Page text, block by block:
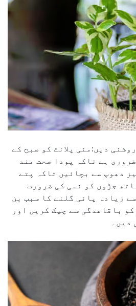
دیں:منی پلانٹ کو صبح کے
ہے تاکہ پودا صحت مند
دھوپ سے بچائیں تاکہ پتے
جڑوں کو نمی کی ضرورت
زیادہ پانی گلنے کا سبب بن
باقاعدگی سے چیک کریں اور